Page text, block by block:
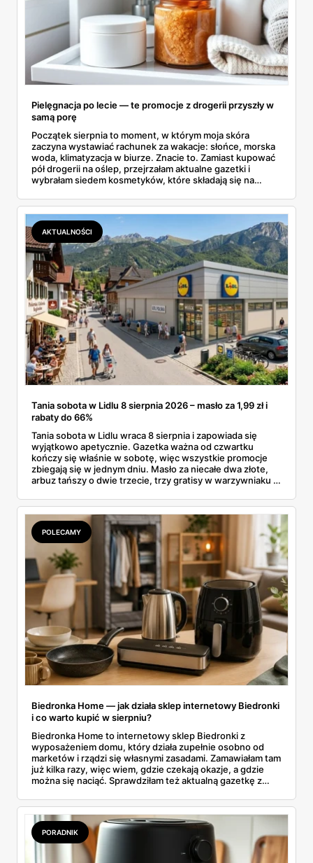
Pielęgnacja po lecie — te promocje z drogerii przyszły w
samą porę
Początek sierpnia to moment, w którym moja skóra
zaczyna wystawiać rachunek za wakacje: słońce, morska
woda, klimatyzacja w biurze. Znacie to. Zamiast kupować
pół drogerii na oślep, przejrzałam aktualne gazetki i
wybrałam siedem kosmetyków, które składają się na
dermokosmetyki Vichy. Wszystkie ceny sprawdziłam w
ofertach, terminy też.
AKTUALNOŚCI
Tania sobota w Lidlu 8 sierpnia 2026 – masło za 1,99 zł i
rabaty do 66%
Tania sobota w Lidlu wraca 8 sierpnia i zapowiada się
wyjątkowo apetycznie. Gazetka ważna od czwartku
kończy się właśnie w sobotę, więc wszystkie promocje
zbiegają się w jednym dniu. Masło za niecałe dwa złote,
arbuz tańszy o dwie trzecie, trzy gratisy w warzywniaku i
całą sobotnią gazetkę Lidla strona po stronie i wybrałam
to, co naprawdę się opłaca.
POLECAMY
Biedronka Home — jak działa sklep internetowy Biedronki
i co warto kupić w sierpniu?
Biedronka Home to internetowy sklep Biedronki z
wyposażeniem domu, który działa zupełnie osobno od
marketów i rządzi się własnymi zasadami. Zamawiałam tam
już kilka razy, więc wiem, gdzie czekają okazje, a gdzie
można się naciąć. Sprawdziłam też aktualną gazetkę z
wszystko w jednym miejscu: jak zamawiać, ile trwa zwrot,
jakie kody rabatowe działają w sierpniu i które produkty
faktycznie warto włożyć do koszyka.
PORADNIK